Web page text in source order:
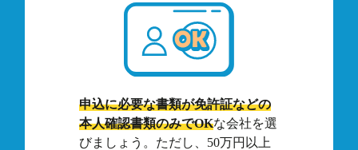
申込に必要な書類が免許証などの
本人確認書類のみでOKな会社を選
びましょう。ただし、50万円以上